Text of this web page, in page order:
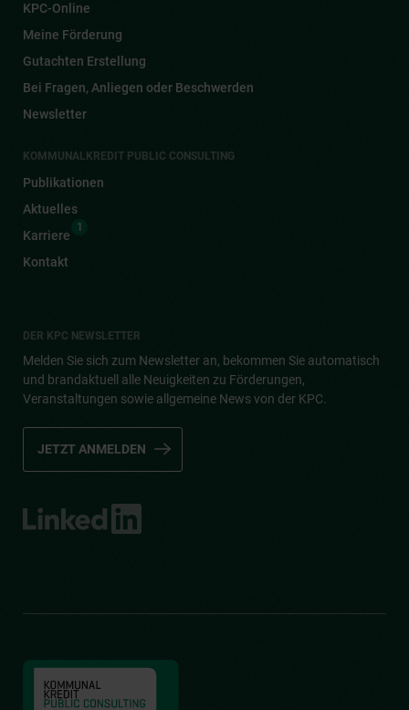
KPC-Online
Meine Förderung
Gutachten Erstellung
Bei Fragen, Anliegen oder Beschwerden
Newsletter
KOMMUNALKREDIT PUBLIC CONSULTING
Publikationen
Aktuelles
Karriere
1
Kontakt
DER KPC NEWSLETTER
Melden Sie sich zum Newsletter an, bekommen Sie automatisch
und brandaktuell alle Neuigkeiten zu Förderungen,
Veranstaltungen sowie allgemeine News von der KPC.
JETZT ANMELDEN